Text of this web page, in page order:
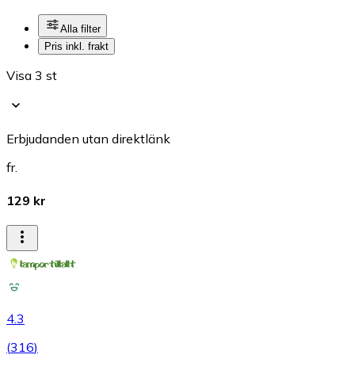
Alla filter
Pris inkl. frakt
Visa 3 st
Erbjudanden utan direktlänk
fr.
129 kr
4.3
(316)